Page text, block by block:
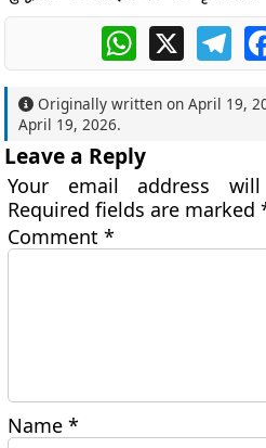
WhatsApp
X
Originally written onApril 19,
April 19, 2026.
Leave a Reply
Your email address
Required fields are marked
Comment*
Name*